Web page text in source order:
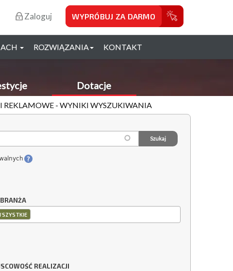
Zaloguj WYPRÓBUJ ZA DARMO
ROZWIĄZANIA KONTAKT
Dotacje
REKLAMOWE - WYNIKI WYSZUKIWANIA
REALIZACJI